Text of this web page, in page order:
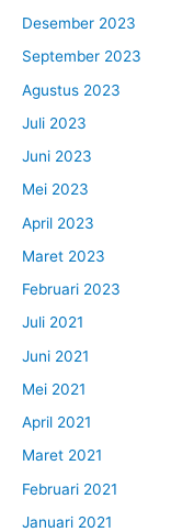
Desember 2023
September 2023
Agustus 2023
Juli 2023
Juni 2023
Mei 2023
April 2023
Maret 2023
Februari 2023
Juli 2021
Juni 2021
Mei 2021
April 2021
Maret 2021
Februari 2021
Januari 2021